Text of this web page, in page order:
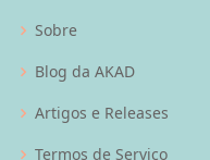
Sobre
Blog da AKAD
Artigos e Releases
Termos de Serviço